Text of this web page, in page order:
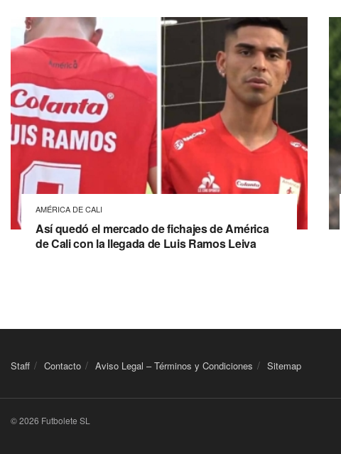
AMÉRICA DE CALI
Así quedó el mercado de fichajes de América
de Cali con la llegada de Luis Ramos Leiva
Staff Contacto Aviso Legal – Términos y Condiciones Sitemap
© 2026 Futbolete SL